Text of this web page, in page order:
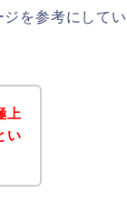
を参考にしてい
上
い